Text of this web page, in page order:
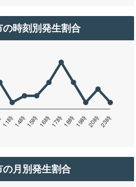
時刻別発生割合
月別発生割合